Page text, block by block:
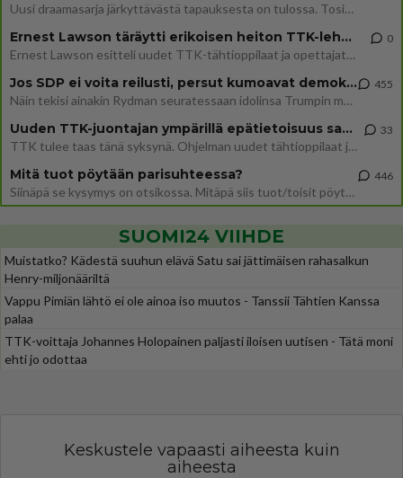
Uusi draamasarja järkyttävästä tapauksesta on tulossa. Tositapahtumiin perustuva sarja ammentaa vuoden 1986 Mikkelin pan
Ernest Lawson täräytti erikoisen heiton TTK-lehdistötilaisuudessa: " Onko tässä tarkoituksena...?"
Ernest Lawson esitteli uudet TTK-tähtioppilaat ja opettajat torstaina 6.8. lehdistölle. Tulevalla kaudella on yksi hausk
0
Jos SDP ei voita reilusti, persut kumoavat demokratian Suomesta
Näin tekisi ainakin Rydman seuratessaan idolinsa Trumpin mallia https://www.is.fi/politiikka/art-2000012187244.html
455
Uuden TTK-juontajan ympärillä epätietoisuus sakenee - Nyt MTV hämmentää soppaa
TTK tulee taas tänä syksynä. Ohjelman uudet tähtioppilaat julkistetaan torstaina 6. elokuuta klo 14 alkavassa lehdistö
33
Mitä tuot pöytään parisuhteessa?
Siinäpä se kysymys on otsikossa. Mitäpä siis tuot/toisit pöytään parisuhteessa? Oletko mies vai nainen? Koetko sen mitä
446
SUOMI24 VIIHDE
Muistatko? Kädestä suuhun elävä Satu sai jättimäisen rahasalkun
Henry-miljonääriltä
Vappu Pimiän lähtö ei ole ainoa iso muutos - Tanssii Tähtien Kanssa
palaa
TTK-voittaja Johannes Holopainen paljasti iloisen uutisen - Tätä moni
ehti jo odottaa
Keskustele vapaasti aiheesta kuin
aiheesta